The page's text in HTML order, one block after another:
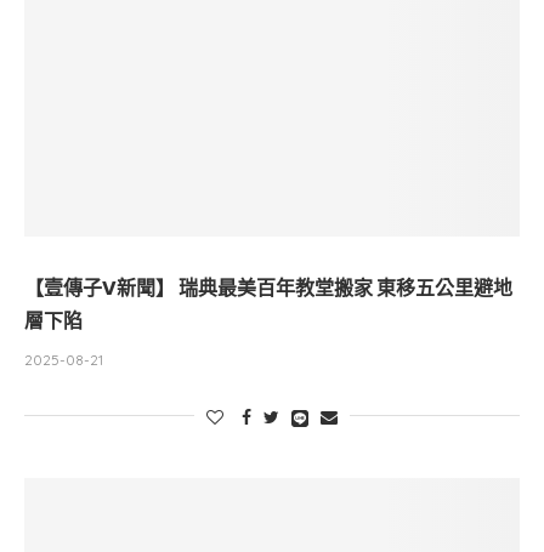
【壹傳子V新聞】 瑞典最美百年教堂搬家 東移五公里避地
層下陷
2025-08-21